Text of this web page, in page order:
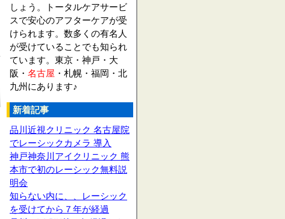
しょう。トータルケアサービ
スで安心のアフターケアが受
けられます。数多くの有名人
が受けていることでも知られ
ています。東京・神戸・大
阪・ 名古屋 ・札幌・福岡・北
九州にあります♪
新着記事
品川近視クリニック 名古屋院
でレーシックカメラ 導入
神戸神奈川アイクリニック 熊
本市で初のレーシック無料説
明会
知らない内に、、レーシック
を受けてから７年が経過